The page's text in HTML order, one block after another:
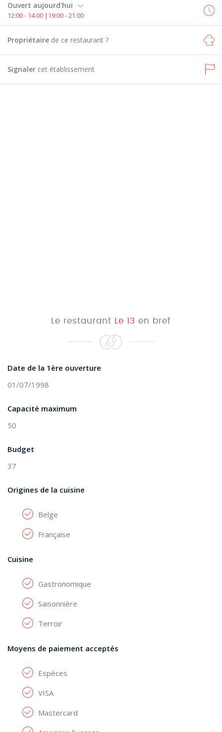
Ouvert aujourd'hui
12:00 - 14:00 |19:00 - 21:00
Propriétaire de ce restaurant ?
Signaler cet établissement
Le restaurant Le 13 en bref
Date de la 1ère ouverture
01/07/1998
Capacité maximum
50
Budget
37
Origines de la cuisine
Belge
Française
Cuisine
Gastronomique
Saisonnière
Terroir
Moyens de paiement acceptés
Espèces
VISA
Mastercard